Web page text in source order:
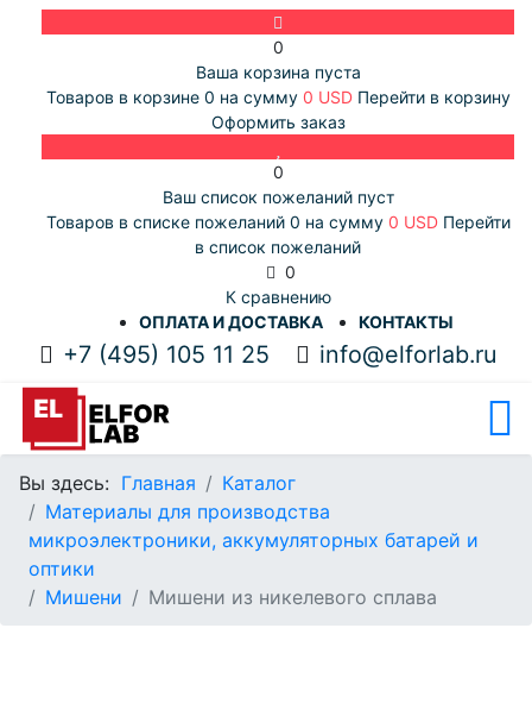
0
Ваша корзина пуста
Товаров в корзине 0 на сумму 0 USD Перейти в корзину
Оформить заказ
0
Ваш список пожеланий пуст
Товаров в списке пожеланий 0 на сумму 0 USD Перейти
в список пожеланий
0
К сравнению
ОПЛАТА И ДОСТАВКА
КОНТАКТЫ
+7 (495) 105 11 25 info@elforlab.ru
Вы здесь: Главная
Каталог
Материалы для производства
микроэлектроники, аккумуляторных батарей и
оптики
Мишени
Мишени из никелевого сплава